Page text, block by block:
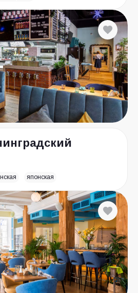
японская